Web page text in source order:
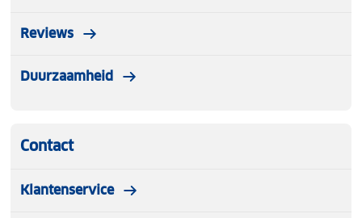
Reviews
Duurzaamheid
Contact
Klantenservice